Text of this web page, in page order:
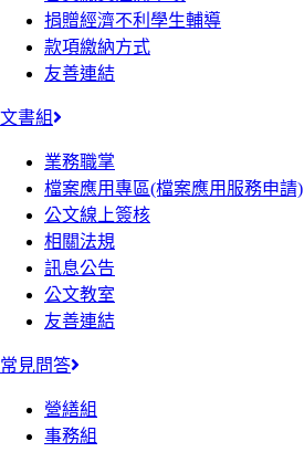
捐贈經濟不利學生輔導
款項繳納方式
友善連結
文書組
業務職掌
檔案應用專區(檔案應用服務申請)
公文線上簽核
相關法規
訊息公告
公文教室
友善連結
常見問答
營繕組
事務組